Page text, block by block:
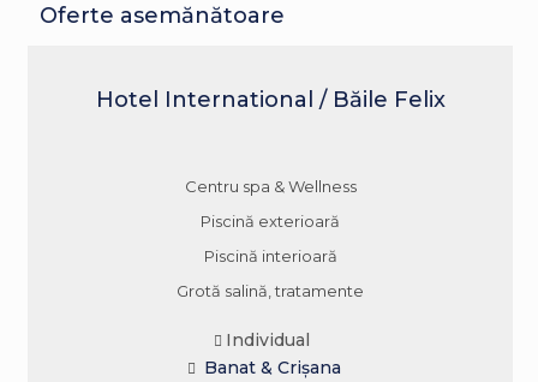
Oferte asemănătoare
Hotel International / Băile Felix
Centru spa & Wellness
Piscină exterioară
Piscină interioară
Grotă salină, tratamente
Individual
Banat & Crișana